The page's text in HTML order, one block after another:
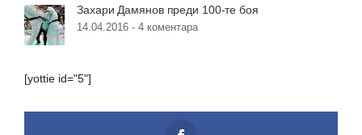
Захари Дамянов преди 100-те боя
14.04.2016 - 4 коментара
[yottie id="5"]